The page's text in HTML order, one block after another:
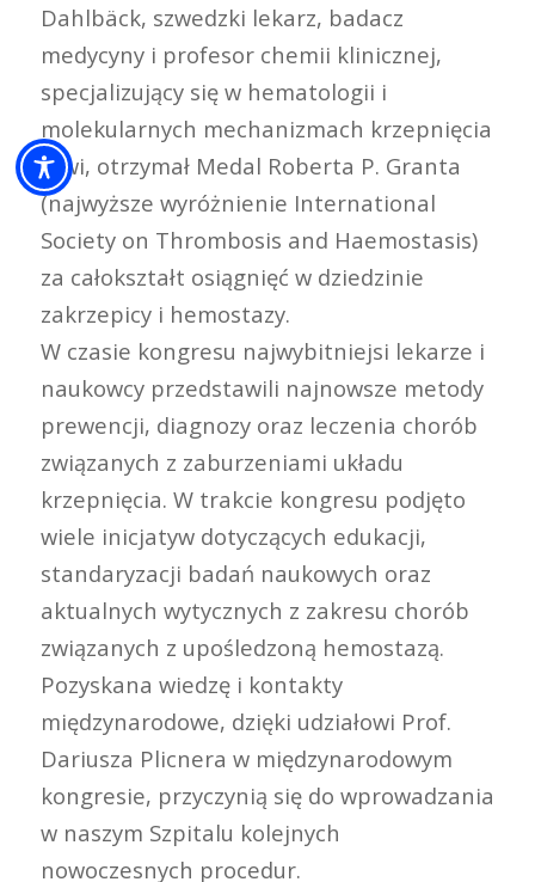
Dahlbäck, szwedzki lekarz, badacz
medycyny i profesor chemii klinicznej,
specjalizujący się w hematologii i
molekularnych mechanizmach krzepnięcia
krwi, otrzymał Medal Roberta P. Granta
(najwyższe wyróżnienie International
Society on Thrombosis and Haemostasis)
za całokształt osiągnięć w dziedzinie
zakrzepicy i hemostazy.
W czasie kongresu najwybitniejsi lekarze i
naukowcy przedstawili najnowsze metody
prewencji, diagnozy oraz leczenia chorób
związanych z zaburzeniami układu
krzepnięcia. W trakcie kongresu podjęto
wiele inicjatyw dotyczących edukacji,
standaryzacji badań naukowych oraz
aktualnych wytycznych z zakresu chorób
związanych z upośledzoną hemostazą.
Pozyskana wiedzę i kontakty
międzynarodowe, dzięki udziałowi Prof.
Dariusza Plicnera w międzynarodowym
kongresie, przyczynią się do wprowadzania
w naszym Szpitalu kolejnych
nowoczesnych procedur.